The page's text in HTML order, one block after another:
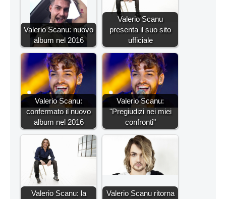
Valerio Scanu: nuovo
album nel 2016
Valerio Scanu
presenta il suo sito
ufficiale
Valerio Scanu:
confermato il nuovo
album nel 2016
Valerio Scanu:
"Pregiudizi nei miei
confronti"
Valerio Scanu: la
Valerio Scanu ritorna